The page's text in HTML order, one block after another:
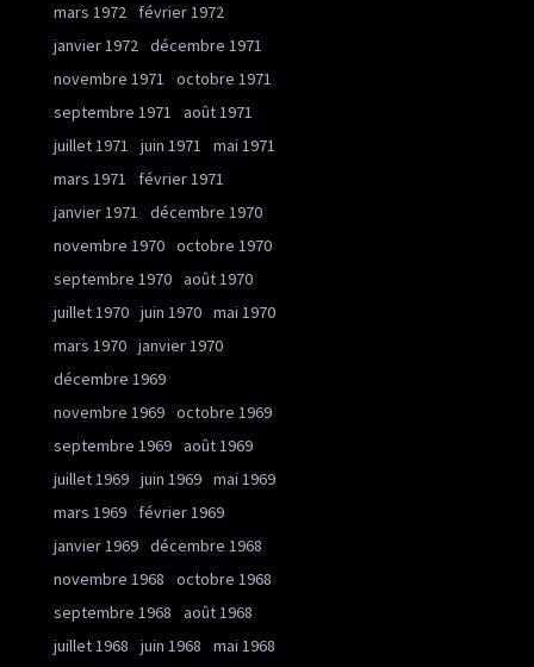
mars 1972
février 1972
janvier 1972 décembre 1971
novembre 1971
octobre 1971
septembre 1971
août 1971
juillet 1971
juin 1971
mai 1971
mars 1971
février 1971
janvier 1971
décembre 1970
novembre 1970 octobre 1970
septembre 1970 août 1970
juillet 1970 juin 1970 mai 1970
mars 1970 janvier 1970
décembre 1969
novembre 1969 octobre 1969
septembre 1969 août 1969
juillet 1969 juin 1969 mai 1969
mars 1969
février 1969
janvier 1969 décembre 1968
novembre 1968
octobre 1968
septembre 1968
août 1968
juillet 1968
juin 1968
mai 1968